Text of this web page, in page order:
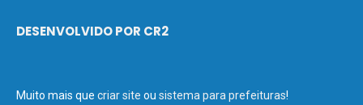
DESENVOLVIDO POR CR2
Muito mais que criar site ou sistema para prefeituras!